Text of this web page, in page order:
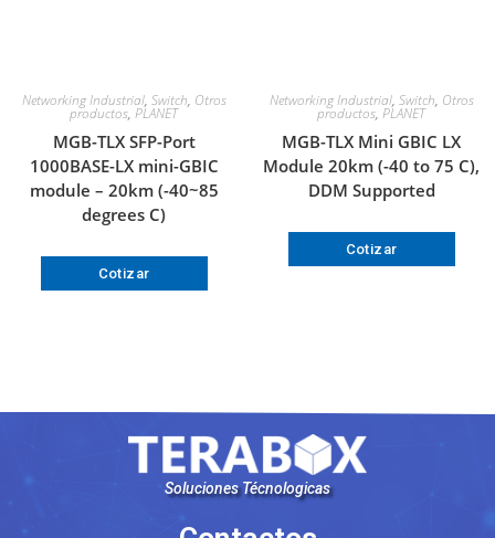
Networking Industrial, Switch, Otros
productos, PLANET
MGB-TLX SFP-Port
1000BASE-LX mini-GBIC
module – 20km (-40~85
degrees C)
Cotizar
Networking Industrial, Switch, Otros
productos, PLANET
MGB-TLX Mini GBIC LX
Module 20km (-40 to 75 C),
DDM Supported
Cotizar
Soluciones Técnologicas